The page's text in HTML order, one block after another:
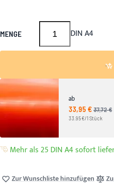
MENGE DIN A4
ab
Angebotspreis
33,95 €UVP
37,72 €
33.95 €/1 Stück
Mehr als 25 DIN A4 sofort
Zur Wunschliste hinzufügen